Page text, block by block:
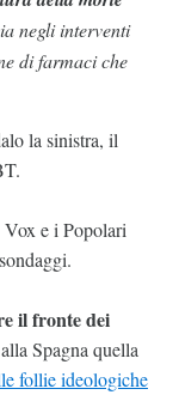
negli interventi
di farmaci che
la sinistra, il
Vox e i Popolari
il fronte dei
Spagna quella
follie ideologiche